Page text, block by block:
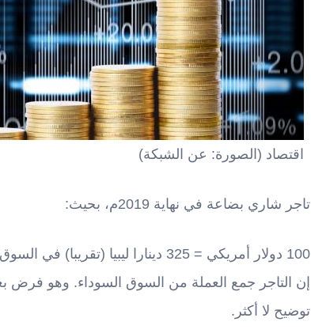
اقتصاد (الصورة: عن الشبكة)
تاجر شاري بضاعة في نهاية 2019م، بحيث:
100 دولار أمريكي = 325 دينارا ليبيا
إن التاجر جمع العملة من السوق السوداء. وهو فرض
توضيح لا أكثر.